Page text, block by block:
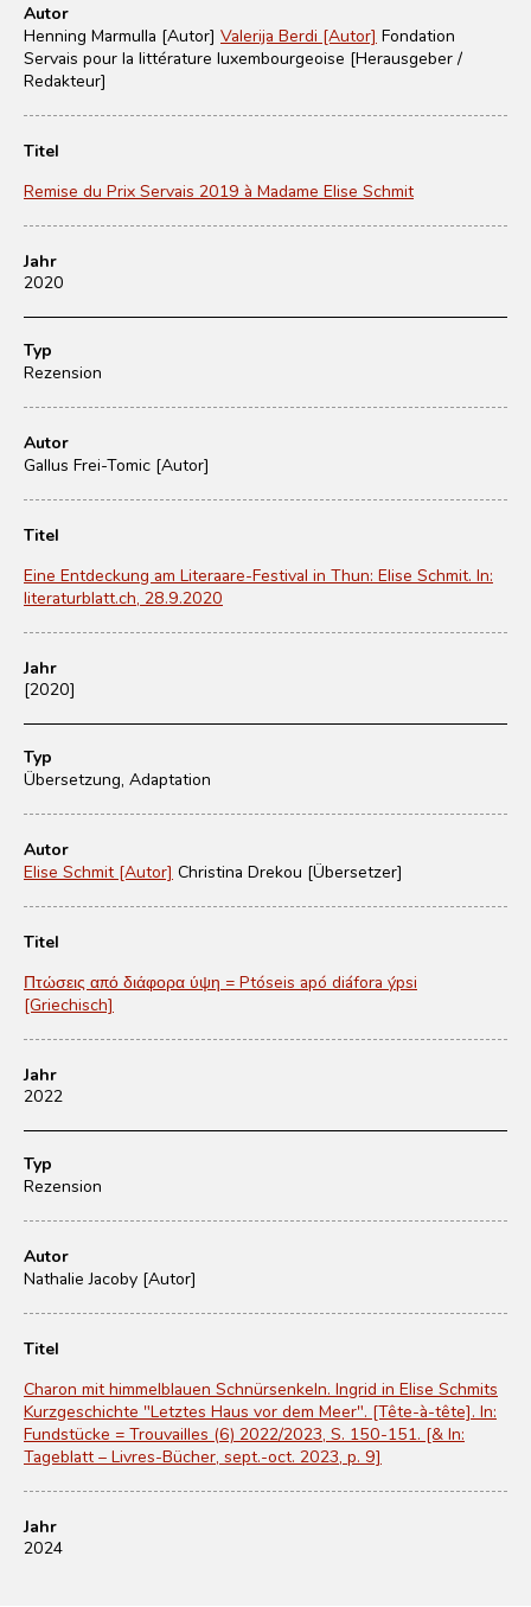
Autor
Henning Marmulla [Autor] Valerija Berdi [Autor] Fondation
Servais pour la littérature luxembourgeoise [Herausgeber /
Redakteur]
Titel
Remise du Prix Servais 2019 à Madame Elise Schmit
Jahr
2020
Typ
Rezension
Autor
Gallus Frei-Tomic [Autor]
Titel
Eine Entdeckung am Literaare-Festival in Thun: Elise Schmit. In:
literaturblatt.ch, 28.9.2020
Jahr
[2020]
Typ
Übersetzung, Adaptation
Autor
Elise Schmit [Autor] Christina Drekou [Übersetzer]
Titel
Πτώσεις από διάφορα ύψη = Ptóseis apó diáfora ýpsi
[Griechisch]
Jahr
2022
Typ
Rezension
Autor
Nathalie Jacoby [Autor]
Titel
Charon mit himmelblauen Schnürsenkeln. Ingrid in Elise Schmits
Kurzgeschichte "Letztes Haus vor dem Meer". [Tête-à-tête]. In:
Fundstücke = Trouvailles (6) 2022/2023, S. 150-151. [& In:
Tageblatt – Livres-Bücher, sept.-oct. 2023, p. 9]
Jahr
2024